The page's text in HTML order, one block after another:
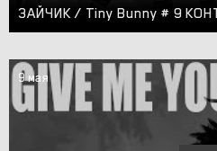
9 мая